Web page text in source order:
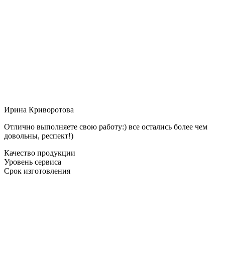
Ирина Криворотова
Отлично выполняете свою работу:) все остались более чем
довольны, респект!)
Качество продукции
Уровень сервиса
Срок изготовления